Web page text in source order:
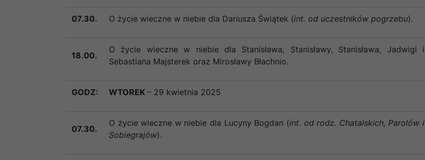
07.30. O życie wieczne w niebie dla Dariusza Świątek (int. od uczestników pogrzebu).
18.00.
O życie wieczne w niebie dla Stanisława, Stanisławy, Stanisława, Jadwigi i
Sebastiana Majsterek oraz Mirosławy Błachnio.
GODZ: WTOREK – 29 kwietnia 2025
07.30.
O życie wieczne w niebie dla Lucyny Bogdan (int. od rodz. Chatalskich, Parolów i
Sobiegrajów).